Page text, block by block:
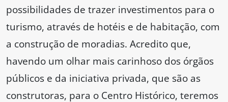
possibilidades de trazer investimentos para o
turismo, através de hotéis e de habitação, com
a construção de moradias. Acredito que,
havendo um olhar mais carinhoso dos órgãos
públicos e da iniciativa privada, que são as
construtoras, para o Centro Histórico, teremos